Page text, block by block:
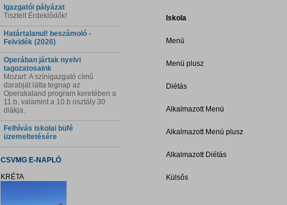
Igazgatói pályázat
Tisztelt Érdeklődők!
Határtalanul! beszámoló -
Felvidék (2026)
Operában jártak nyelvi
tagozatosaink
Mozart: A színigazgató című
darabját látta tegnap az
Operakaland program keretében a
11.b, valamint a 10.b osztály 30
diákja.
Felhívás iskolai büfé
üzemeltetésére
CSVMG E-NAPLÓ
KRÉTA
Iskola
Menü
Menü plusz
Diétás
Alkalmazott Menü
Alkalmazott Menü plusz
Alkalmazott Diétás
Külsős